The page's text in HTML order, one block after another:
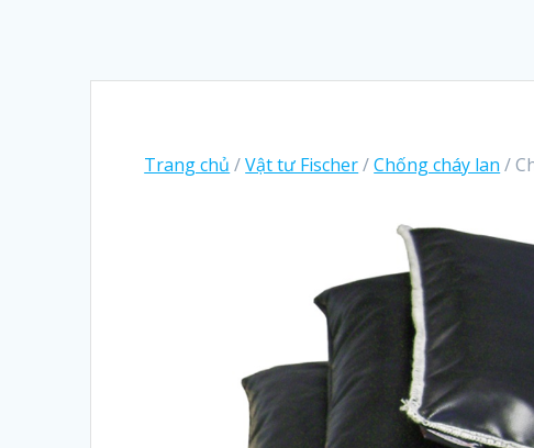
Trang chủ /Vật tư Fischer/Chống cháy lan /